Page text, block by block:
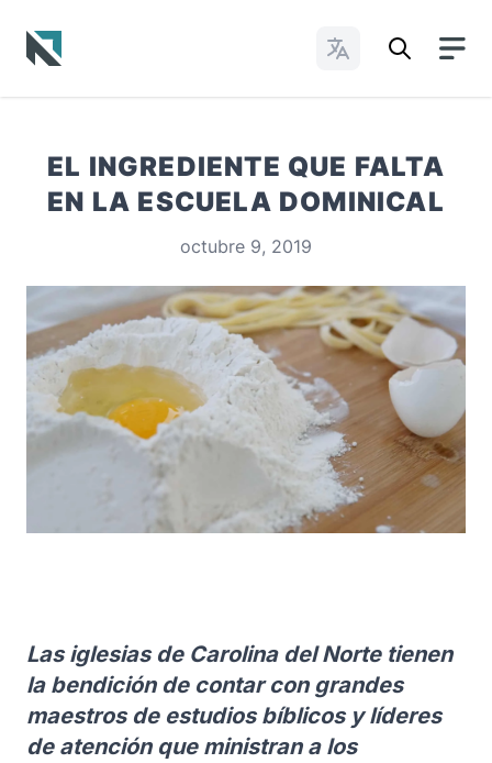
Cambiar idioma
EL INGREDIENTE QUE FALTA
EN LA ESCUELA DOMINICAL
octubre 9, 2019
Las iglesias de Carolina del Norte tienen
la bendición de contar con grandes
maestros de estudios bíblicos y líderes
de atención que ministran a los